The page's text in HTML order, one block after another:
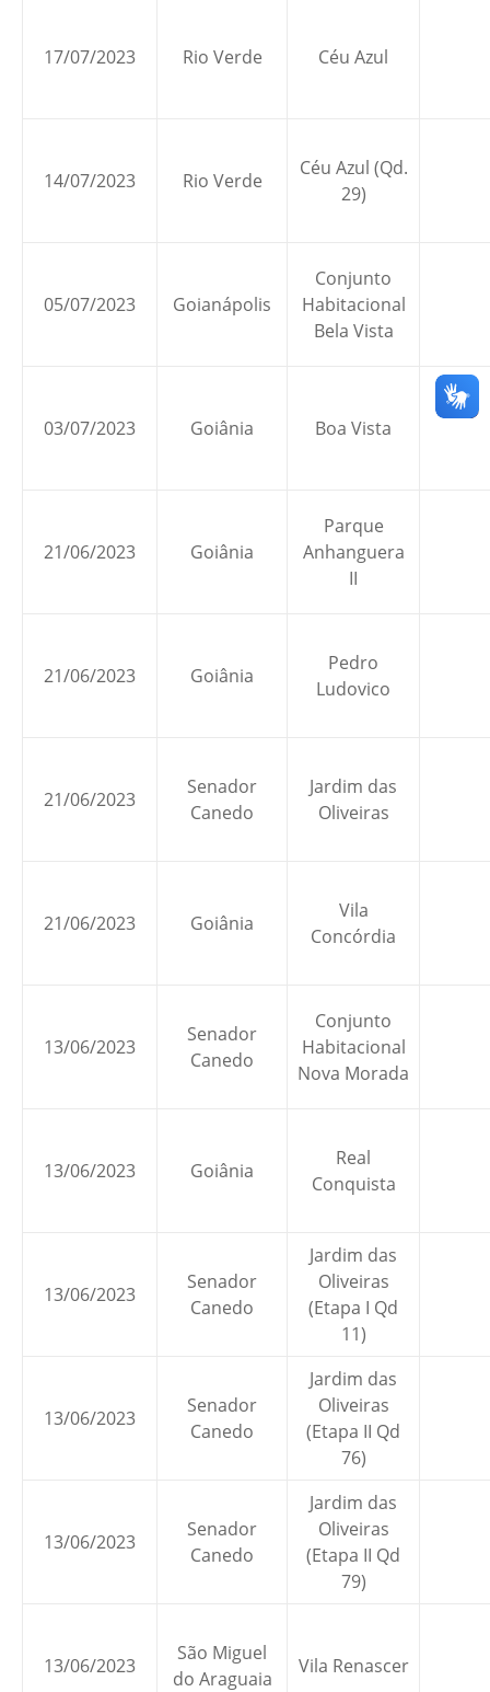
17/07/2023 Rio Verde Céu Azul
14/07/2023 Rio Verde
Céu Azul (Qd.
29)
05/07/2023 Goianápolis
Conjunto
Habitacional
Bela Vista
03/07/2023 Goiânia Boa Vista
21/06/2023 Goiânia
Parque
Anhanguera
II
21/06/2023 Goiânia
Pedro
Ludovico
21/06/2023
Senador
Canedo
Jardim das
Oliveiras
21/06/2023 Goiânia
Vila
Concórdia
13/06/2023
Senador
Canedo
Conjunto
Habitacional
Nova Morada
13/06/2023 Goiânia
Real
Conquista
13/06/2023
Senador
Canedo
Jardim das
Oliveiras
(Etapa I Qd
11)
13/06/2023
Senador
Canedo
Jardim das
Oliveiras
(Etapa II Qd
76)
13/06/2023
Senador
Canedo
Jardim das
Oliveiras
(Etapa II Qd
79)
13/06/2023
São Miguel
do Araguaia
Vila Renascer